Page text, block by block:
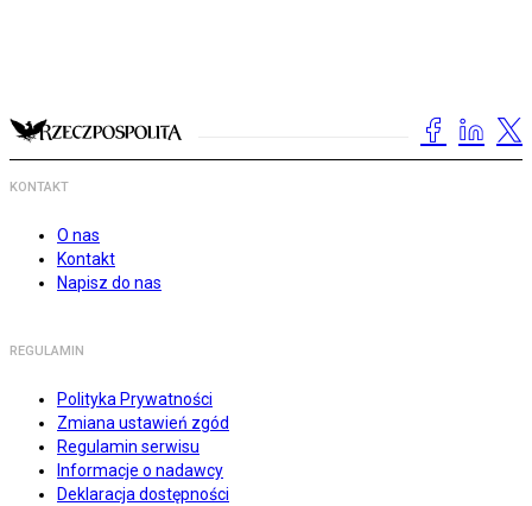
KONTAKT
O nas
Kontakt
Napisz do nas
REGULAMIN
Polityka Prywatności
Zmiana ustawień zgód
Regulamin serwisu
Informacje o nadawcy
Deklaracja dostępności